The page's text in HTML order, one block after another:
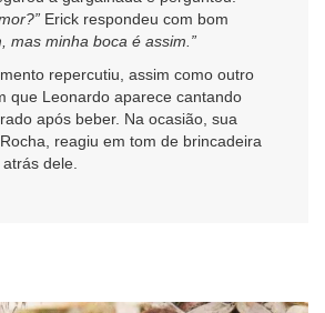
Erick respondeu com bom
mas minha boca é assim.”
repercutiu, assim como outro
que Leonardo aparece cantando
após beber. Na ocasião, sua
reagiu em tom de brincadeira
dele.